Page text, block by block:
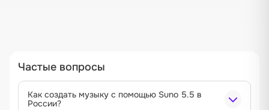
Частые вопросы
Как создать музыку с помощью Suno 5.5 в
России?